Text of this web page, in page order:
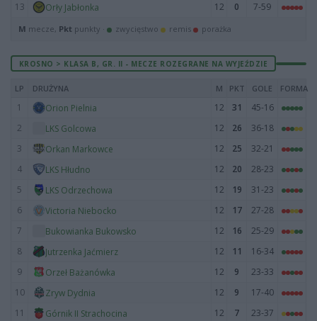
13
Orły Jabłonka 12 0 7-59
M mecze, Pkt punkty · zwycięstwo remis porażka
KROSNO > KLASA B, GR. II - MECZE ROZEGRANE NA WYJEŹDZIE
LP DRUŻYNA M PKT GOLE FORMA
1 Orion Pielnia 12 31
45-16
2
LKS Golcowa 12 26
36-18
3
Orkan Markowce 12 25
32-21
4
LKS Hłudno 12 20
28-23
5
LKS Odrzechowa 12 19
31-23
6
Victoria Niebocko 12 17
27-28
7
Bukowianka Bukowsko 12 16
25-29
8
Jutrzenka Jaćmierz 12 11
16-34
9
Orzeł Bażanówka 12 9
23-33
10
Zryw Dydnia 12 9
17-40
11
Górnik II Strachocina 12 7
23-37